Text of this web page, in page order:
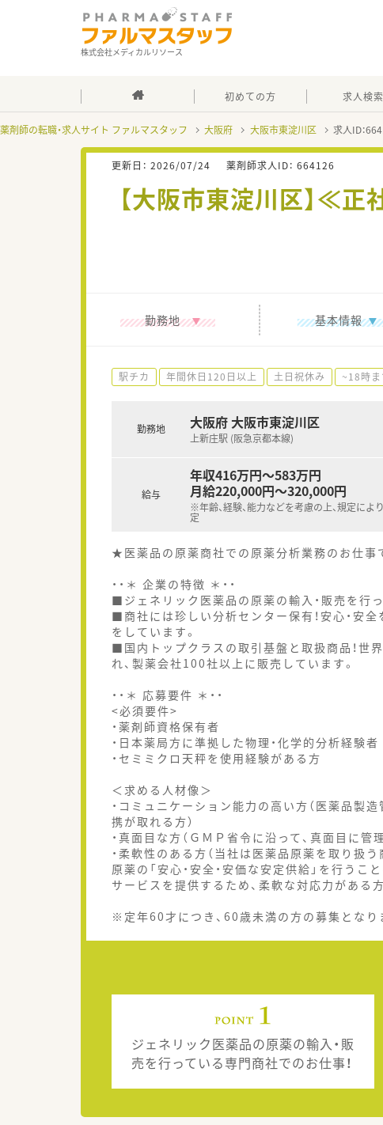
株式会社メディカルリソース
初めての方 求人検索
薬剤師の転職・求人サイト ファルマスタッフ 大阪府 大阪市東淀川区 求人ID：
更新日： 2026/07/24 薬剤師求人ID： 664126
【大阪市東淀川区】≪
勤務地 基本情報
駅チカ 年間休日120日以上 土日祝休み ~18時
勤務地 大阪府 大阪市東淀川区
上新庄駅 (阪急京都本線)
給与
年収416万円～583万円
月給220,000円～320,000円
※年齢、経験、能力などを考慮の上、規定によ
定
★医薬品の原薬商社での原薬分析業務のお仕事
・・＊ 企業の特徴 ＊・・
■ジェネリック医薬品の原薬の輸入・販売を行
■商社には珍しい分析センター保有！安心・安
をしています。
■国内トップクラスの取引基盤と取扱商品！世
れ、製薬会社100社以上に販売しています。
・・＊ 応募要件 ＊・・
<必須要件>
・薬剤師資格保有者
・日本薬局方に準拠した物理・化学的分析経験者
・セミミクロ天秤を使用経験がある方
＜求める人材像＞
・コミュニケーション能力の高い方（医薬品製
携が取れる方）
・真面目な方（ＧＭＰ省令に沿って、真面目に管
・柔軟性のある方（当社は医薬品原薬を取り扱
原薬の「安心・安全・安価な安定供給」を行うこ
サービスを提供するため、柔軟な対応力がある方
※定年60才につき、60歳未満の方の募集とな
ジェネリック医薬品の原薬の輸入・販
売を行っている専門商社でのお仕事！